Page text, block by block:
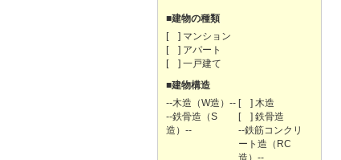
■建物の種類
[ ] マンション
[ ] アパート
[ ] 一戸建て
■建物構造
--木造（W造）-- [ ] 木造
--鉄骨造（S
造）--
[ ] 鉄骨造
--鉄筋コンクリ
ート造（RC
造）--